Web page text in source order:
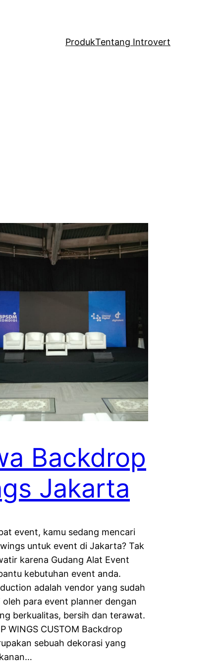
ProdukTentang Introvert
Backdrop
Jakarta
event, kamu sedang mencari
untuk event di Jakarta? Tak
karena Gudang Alat Event
kebutuhan event anda.
adalah vendor yang sudah
oleh para event planner dengan
berkualitas, bersih dan terawat.
WINGS CUSTOM Backdrop
sebuah dekorasi yang